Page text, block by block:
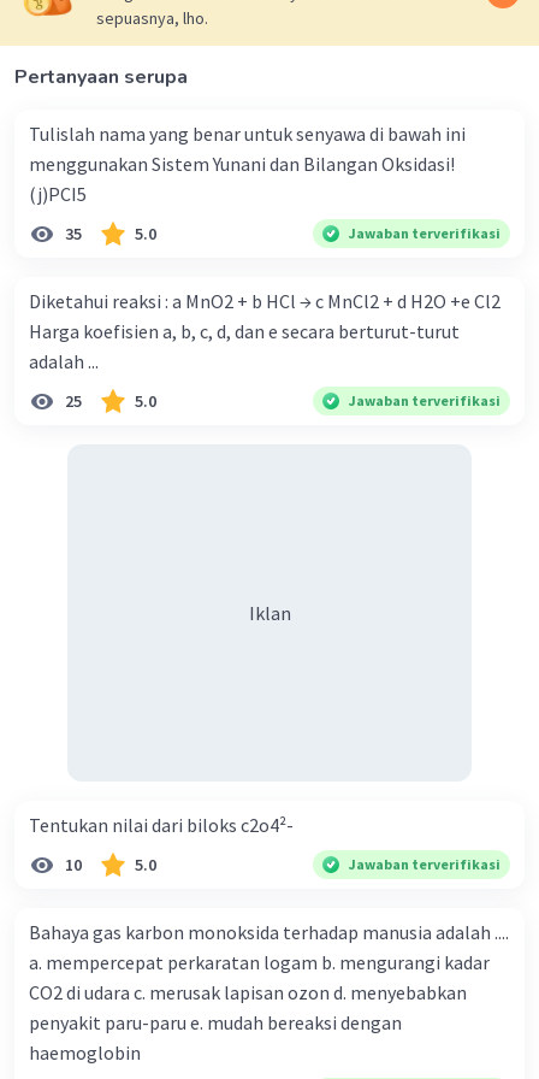
sepuasnya, lho.
Pertanyaan serupa
Tulislah nama yang benar untuk senyawa di bawah ini
menggunakan Sistem Yunani dan Bilangan Oksidasi!
(j)PCI5
35 5.0 Jawaban terverifikasi
Diketahui reaksi : a MnO2 + b HCl → c MnCl2 + d H2O +e Cl2
Harga koefisien a, b, c, d, dan e secara berturut-turut
adalah ...
25 5.0 Jawaban terverifikasi
Iklan
Tentukan nilai dari biloks c2o4²-
10 5.0 Jawaban terverifikasi
Bahaya gas karbon monoksida terhadap manusia adalah ....
a. mempercepat perkaratan logam b. mengurangi kadar
CO2 di udara c. merusak lapisan ozon d. menyebabkan
penyakit paru-paru e. mudah bereaksi dengan
haemoglobin